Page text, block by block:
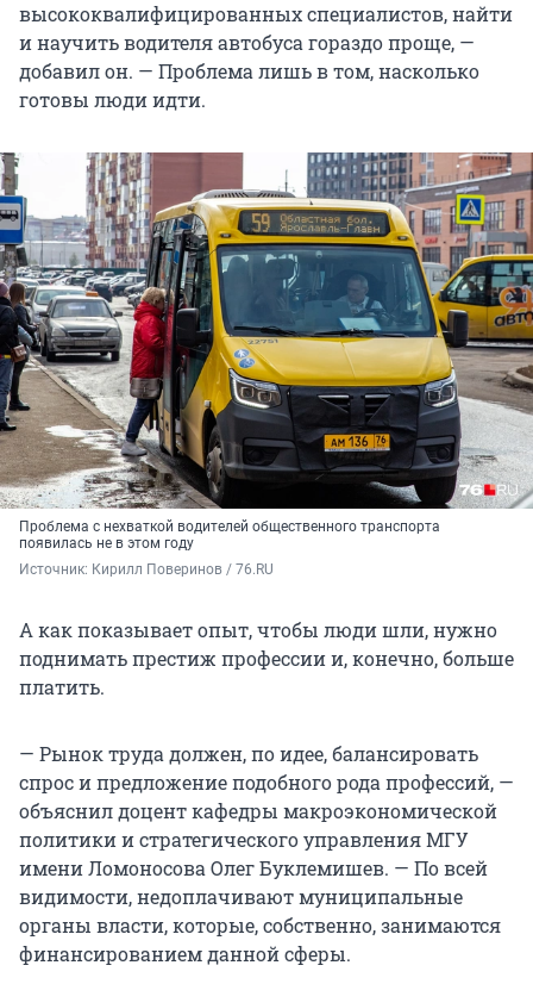
высококвалифицированных специалистов, найти
и научить водителя автобуса гораздо проще, —
добавил он. — Проблема лишь в том, насколько
готовы люди идти.
Проблема с нехваткой водителей общественного транспорта
появилась не в этом году
Источник: Кирилл Поверинов / 76.RU
А как показывает опыт, чтобы люди шли, нужно
поднимать престиж профессии и, конечно, больше
платить.
— Рынок труда должен, по идее, балансировать
спрос и предложение подобного рода профессий, —
объяснил доцент кафедры макроэкономической
политики и стратегического управления МГУ
имени Ломоносова Олег Буклемишев. — По всей
видимости, недоплачивают муниципальные
органы власти, которые, собственно, занимаются
финансированием данной сферы.